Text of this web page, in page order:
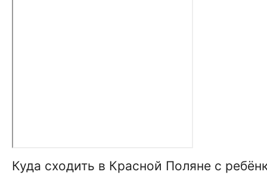
Куда сходить в Красной Поляне с